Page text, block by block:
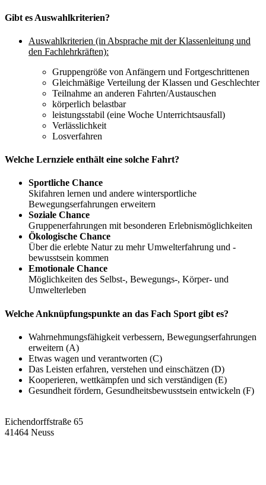
Gibt es Auswahlkriterien?
Auswahlkriterien (in Absprache mit der Klassenleitung und
den Fachlehrkräften):
Gruppengröße von Anfängern und Fortgeschrittenen
Gleichmäßige Verteilung der Klassen und Geschlechter
Teilnahme an anderen Fahrten/Austauschen
körperlich belastbar
leistungsstabil (eine Woche Unterrichtsausfall)
Verlässlichkeit
Losverfahren
Welche Lernziele enthält eine solche Fahrt?
Sportliche Chance
Skifahren lernen und andere wintersportliche
Bewegungserfahrungen erweitern
Soziale Chance
Gruppenerfahrungen mit besonderen Erlebnismöglichkeiten
Ökologische Chance
Über die erlebte Natur zu mehr Umwelterfahrung und -
bewusstsein kommen
Emotionale Chance
Möglichkeiten des Selbst-, Bewegungs-, Körper- und
Umwelterleben
Welche Anknüpfungspunkte an das Fach Sport gibt es?
Wahrnehmungsfähigkeit verbessern, Bewegungserfahrungen
erweitern (A)
Etwas wagen und verantworten (C)
Das Leisten erfahren, verstehen und einschätzen (D)
Kooperieren, wettkämpfen und sich verständigen (E)
Gesundheit fördern, Gesundheitsbewusstsein entwickeln (F)
Eichendorffstraße 65
41464 Neuss